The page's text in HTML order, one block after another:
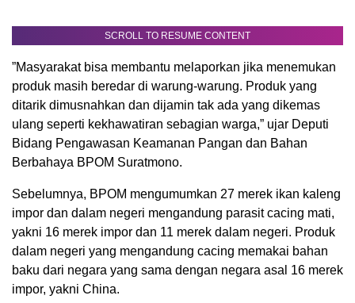
SCROLL TO RESUME CONTENT
”Masyarakat bisa membantu melaporkan jika menemukan
produk masih beredar di warung-warung. Produk yang
ditarik dimusnahkan dan dijamin tak ada yang dikemas
ulang seperti kekhawatiran sebagian warga,” ujar Deputi
Bidang Pengawasan Keamanan Pangan dan Bahan
Berbahaya BPOM Suratmono.
Sebelumnya, BPOM mengumumkan 27 merek ikan kaleng
impor dan dalam negeri mengandung parasit cacing mati,
yakni 16 merek impor dan 11 merek dalam negeri. Produk
dalam negeri yang mengandung cacing memakai bahan
baku dari negara yang sama dengan negara asal 16 merek
impor, yakni China.